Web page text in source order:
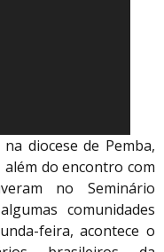
diocese de Pemba,
do encontro com
no Seminário
comunidades
feira, acontece o